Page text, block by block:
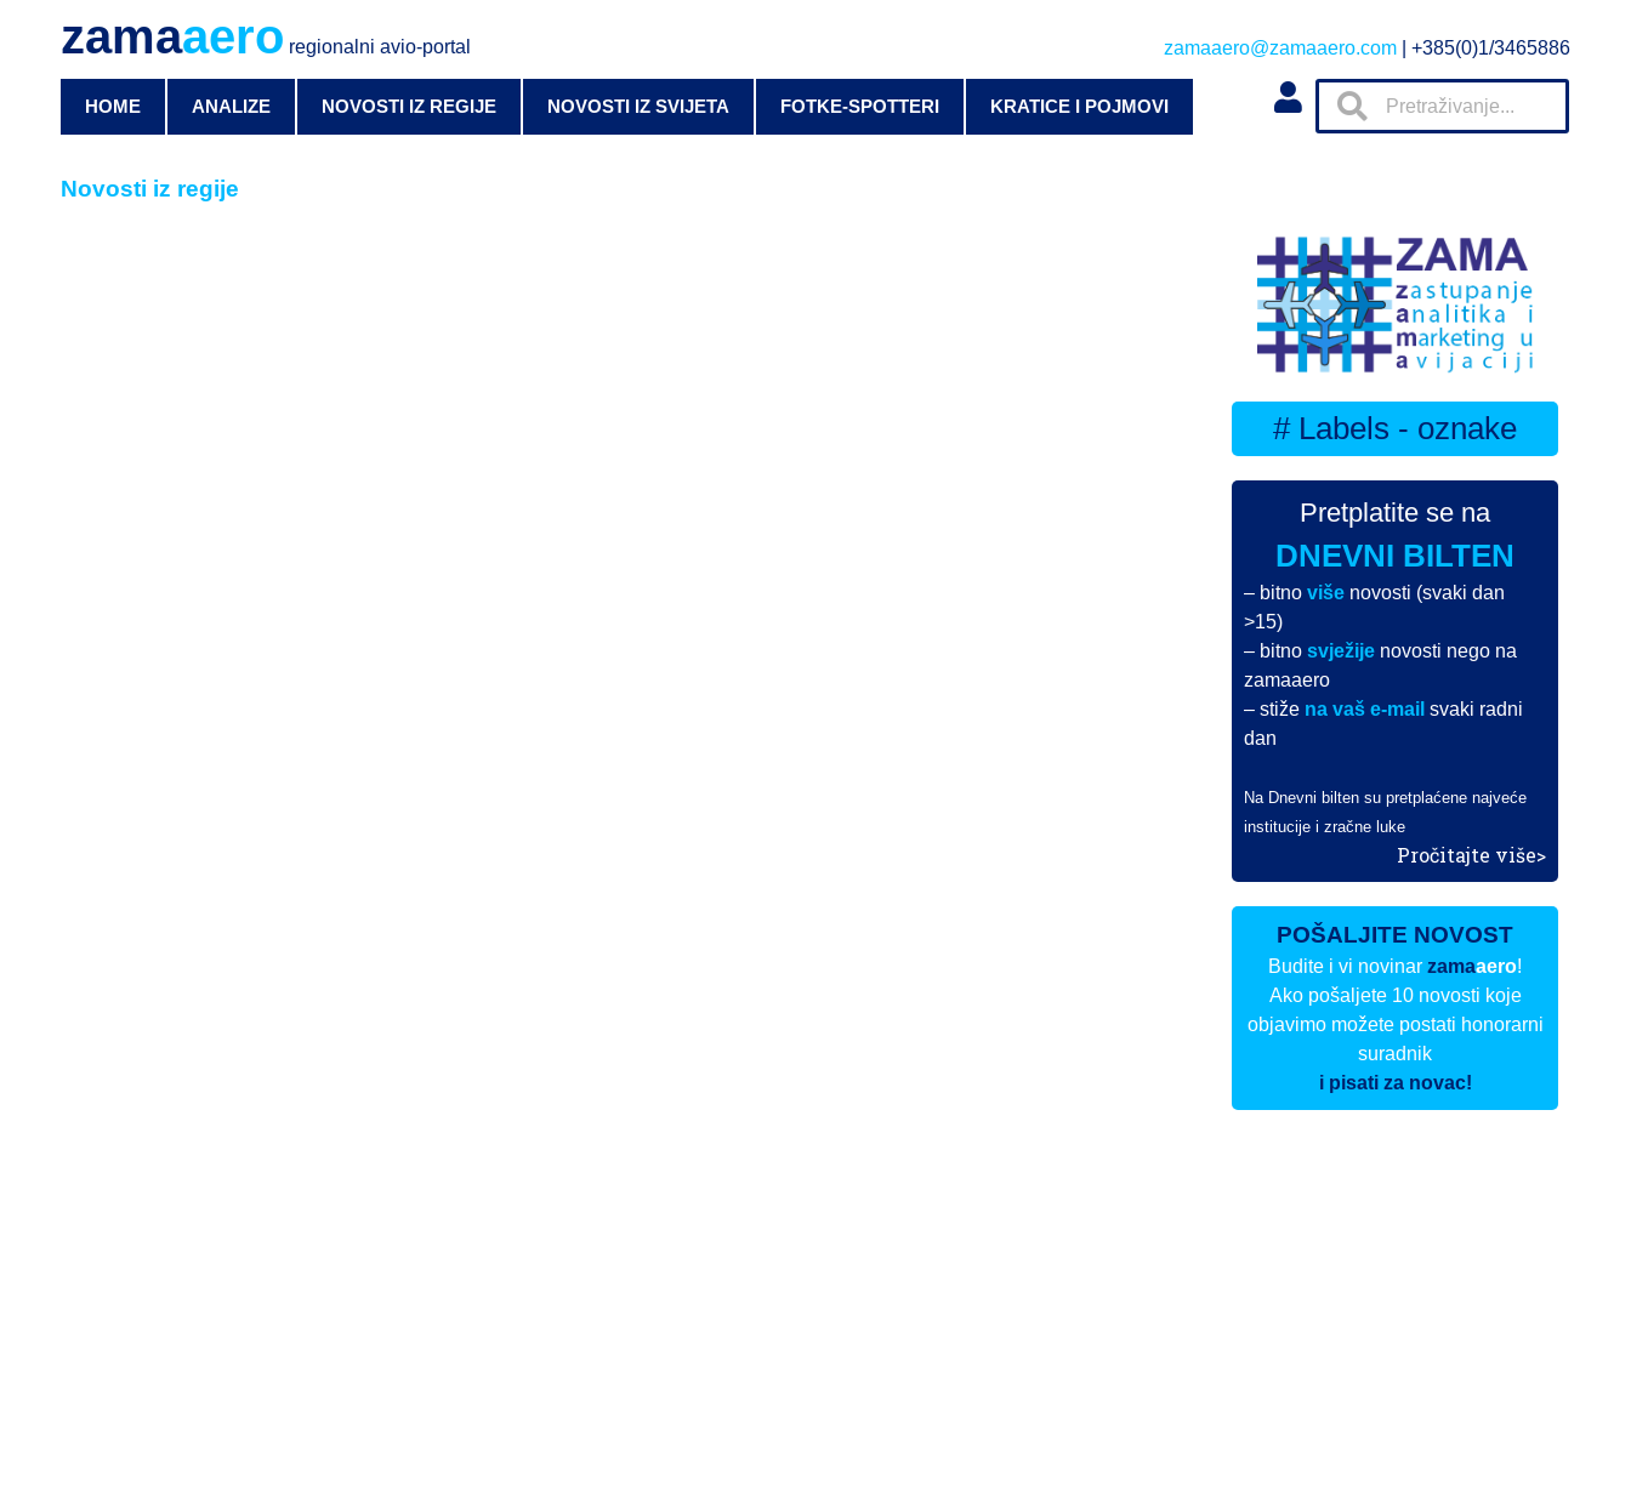
zamaaero regionalni avio-portal zamaaero@zamaaero.com | +385(0)1/3465886
HOME ANALIZE NOVOSTI IZ REGIJE NOVOSTI IZ SVIJETA FOTKE-SPOTTERI KRATICE I POJMOVI
Novosti iz regije
# Labels - oznake
Pretplatite se na
DNEVNI BILTEN
– bitnoviše novosti (svaki dan
>15)
– bitnosvježije novosti nego na
zamaaero
– stiže na vaš e-mail svaki radni
dan
Na Dnevni bilten su pretplaćene najveće
institucije i zračne luke
Pročitajte više>
POŠALJITE NOVOST
Budite i vi novinarzamaaero!
Ako pošaljete 10 novosti koje
objavimo možete postati honorarni
suradnik
i pisati za novac!